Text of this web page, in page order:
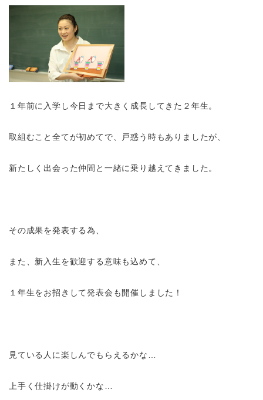
１年前に入学し今日まで大きく成長してきた２年生。
取組むこと全てが初めてで、戸惑う時もありましたが、
新たしく出会った仲間と一緒に乗り越えてきました。
その成果を発表する為、
また、新入生を歓迎する意味も込めて、
１年生をお招きして発表会も開催しました！
見ている人に楽しんでもらえるかな…
上手く仕掛けが動くかな…